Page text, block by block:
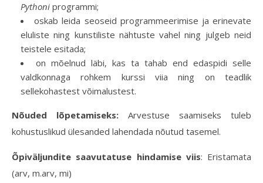
Pythoni programmi;
oskab leida seoseid programmeerimise ja erinevate
eluliste ning kunstiliste nähtuste vahel ning julgeb neid
teistele esitada;
on mõelnud läbi, kas ta tahab end edaspidi selle
valdkonnaga rohkem kurssi viia ning on teadlik
sellekohastest võimalustest.
Nõuded lõpetamiseks: Arvestuse saamiseks tuleb
kohustuslikud ülesanded lahendada nõutud tasemel.
Õpiväljundite saavutatuse hindamise viis: Eristamata
(arv, m.arv, mi)